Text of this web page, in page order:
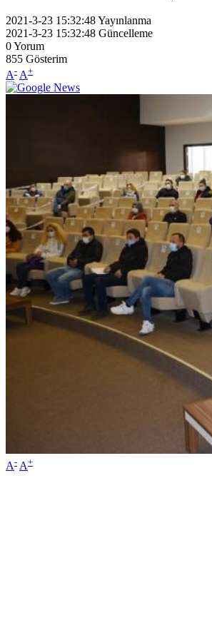
2021-3-23 15:32:48Yayınlanma
2021-3-23 15:32:48 Güncelleme
0Yorum
855 Gösterim
A- A+
A- A+